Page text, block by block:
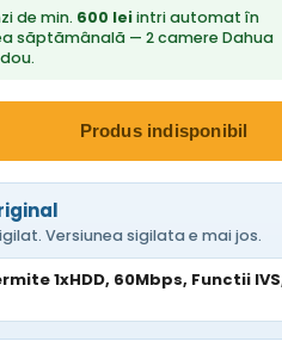
de min. 600 leiintri automat în
săptămânală — 2 camere Dahua
Produs indisponibil
Versiunea sigilata e mai jos.
1xHDD, 60Mbps, Functii